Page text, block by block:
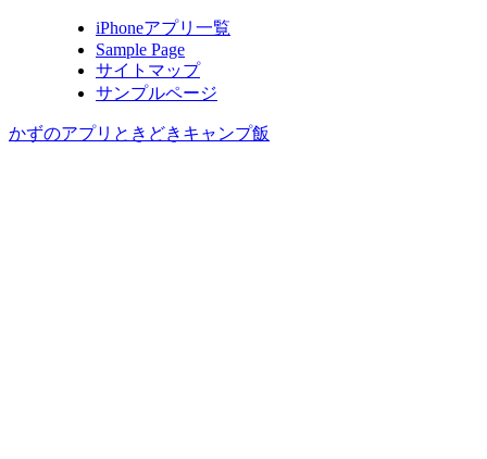
iPhoneアプリ一覧
Sample Page
サイトマップ
サンプルページ
かずのアプリときどきキャンプ飯